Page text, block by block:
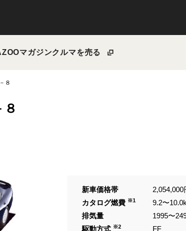
マガジンクルマを売る
８
新車価格帯
2,054,000
カタログ燃費 ※1
9.2〜
排気量
1995〜
駆動方式 ※2
FF